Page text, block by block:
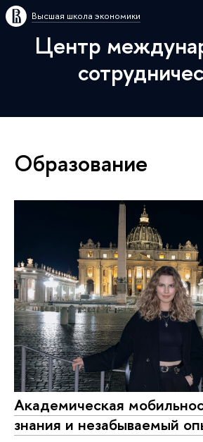
Высшая школа экономики
Центр
Образование
Академическая
знания и незабываемый